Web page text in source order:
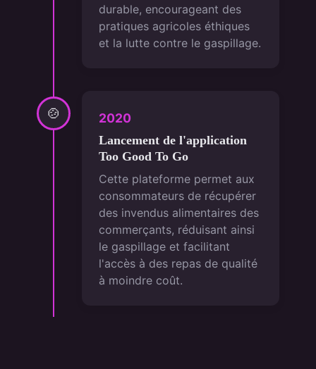
durable, encourageant des
pratiques agricoles éthiques
et la lutte contre le gaspillage.
🍲 2020
Lancement de l'application
Too Good To Go
Cette plateforme permet aux
consommateurs de récupérer
des invendus alimentaires des
commerçants, réduisant ainsi
le gaspillage et facilitant
l'accès à des repas de qualité
à moindre coût.